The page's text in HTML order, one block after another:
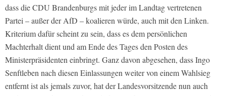
dass die CDU Brandenburgs mit jeder im Landtag vertretenen
Partei – außer der AfD – koalieren würde, auch mit den Linken.
Kriterium dafür scheint zu sein, dass es dem persönlichen
Machterhalt dient und am Ende des Tages den Posten des
Ministerpräsidenten einbringt. Ganz davon abgesehen, dass Ingo
Senftleben nach diesen Einlassungen weiter von einem Wahlsieg
entfernt ist als jemals zuvor, hat der Landesvorsitzende nun auch